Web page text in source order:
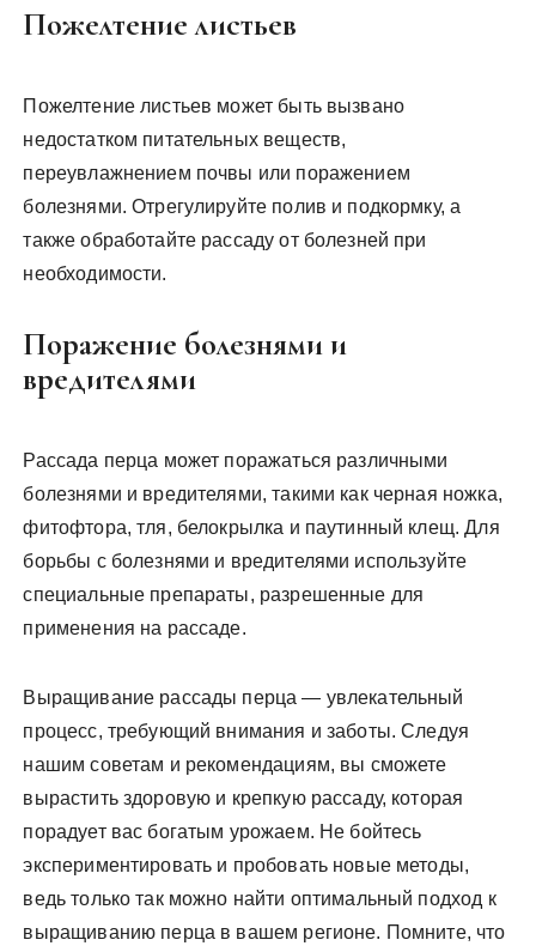
Пожелтение листьев
Пожелтение листьев может быть вызвано
недостатком питательных веществ,
переувлажнением почвы или поражением
болезнями. Отрегулируйте полив и подкормку, а
также обработайте рассаду от болезней при
необходимости.
Поражение болезнями и
вредителями
Рассада перца может поражаться различными
болезнями и вредителями, такими как черная ножка,
фитофтора, тля, белокрылка и паутинный клещ. Для
борьбы с болезнями и вредителями используйте
специальные препараты, разрешенные для
применения на рассаде.
Выращивание рассады перца — увлекательный
процесс, требующий внимания и заботы. Следуя
нашим советам и рекомендациям, вы сможете
вырастить здоровую и крепкую рассаду, которая
порадует вас богатым урожаем. Не бойтесь
экспериментировать и пробовать новые методы,
ведь только так можно найти оптимальный подход к
выращиванию перца в вашем регионе. Помните, что